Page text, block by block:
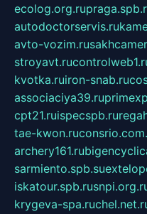
ecolog.org.ru
autodoctorservis.ru
avto-vozim.ru
stroyavt.ru
kvotka.ruiron-snab.ru
associaciya39.ru
cpt21.ruispecspb.ru
tae-kwon.ru
archery161.ru
sarmiento.spb.su
iskatour.spb.ru
krygeva-spa.ru